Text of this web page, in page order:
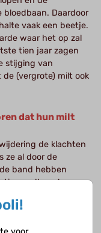
Daardoor
vaak een beetje.
waar het op zal
tien jaar zagen
stijging van
(vergrote) milt ook
dat hun milt
de klachten
ze al door de
band hebben
wordt veel
de kinderen zelf